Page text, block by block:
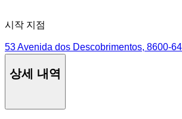
시작 지점
53 Avenida dos Descobrimentos, 8600-
상세 내역